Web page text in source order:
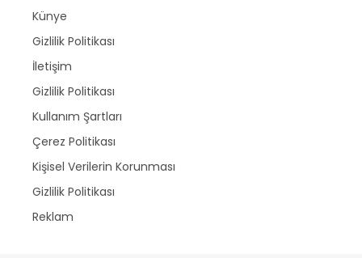
Künye
Gizlilik Politikası
İletişim
Gizlilik Politikası
Kullanım Şartları
Çerez Politikası
Kişisel Verilerin Korunması
Gizlilik Politikası
Reklam